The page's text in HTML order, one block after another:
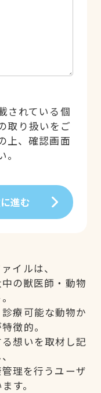
されている個
取り扱いをご
上、確認画面
進む
イルは、
の獣医師・動物
療可能な動物か
徴的。
想いを取材し記
理を行うユーザ
す。